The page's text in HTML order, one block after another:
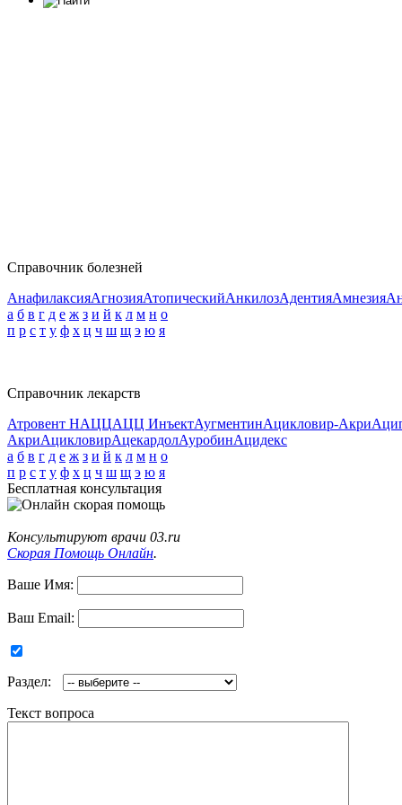
Справочник болезней
АнафилаксияАгнозияАтопическийАнкилозАдентияАмнезия
а б в г д е ж з и й к л м н о
п р с т у ф х ц ч ш щ э ю я
Справочник лекарств
Атровент НАЦЦАЦЦ ИнъектАугментинАцикловир-Акри
АкриАцикловирАцекардолАуробинАцидекс
а б в г д е ж з и й к л м н о
п р с т у ф х ц ч ш щ э ю я
Бесплатная консультация
Консультируют врачи 03.ru
Скорая Помощь Онлайн.
Ваше Имя:
Ваш Email:
Раздел:
Текст вопроса